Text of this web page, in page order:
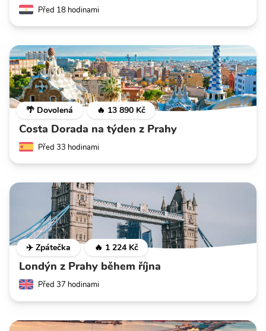
Před 18 hodinami
🌴 Dovolená 🔥 13 890 Kč
Costa Dorada na týden z Prahy
Před 33 hodinami
✈️ Zpátečka 🔥 1 224 Kč
Londýn z Prahy během října
Před 37 hodinami